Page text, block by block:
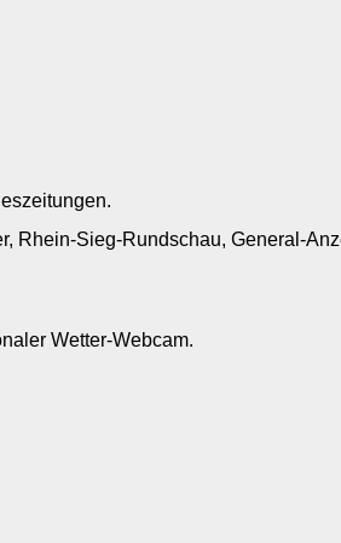
Rhein-Sieg-Rundschau, General-
Wetter-Webcam.